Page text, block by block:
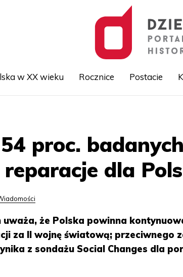
w XX wieku Rocznice Postacie
proc.
dla
uważa, że Polska powinna
za II wojnę światową; przeciwnego
z sondażu Social Changes dla